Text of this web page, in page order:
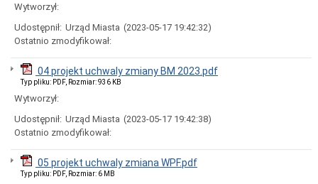
Biurze
Miejskiej
Składy
komisji
stałych
Rady
Miejskiej
Interpelacje
zapytania
Wytworzył:
Udostępnił: Urząd Miasta (2023-05-17 19:42:32)
Ostatnio zmodyfikował:
04 projekt uchwaly zmiany BM 2023.pdf
Typ pliku: PDF, Rozmiar: 936 KB
Wytworzył:
Udostępnił: Urząd Miasta (2023-05-17 19:42:38)
Ostatnio zmodyfikował:
05 projekt uchwaly zmiana WPF.pdf
Typ pliku: PDF, Rozmiar: 6 MB